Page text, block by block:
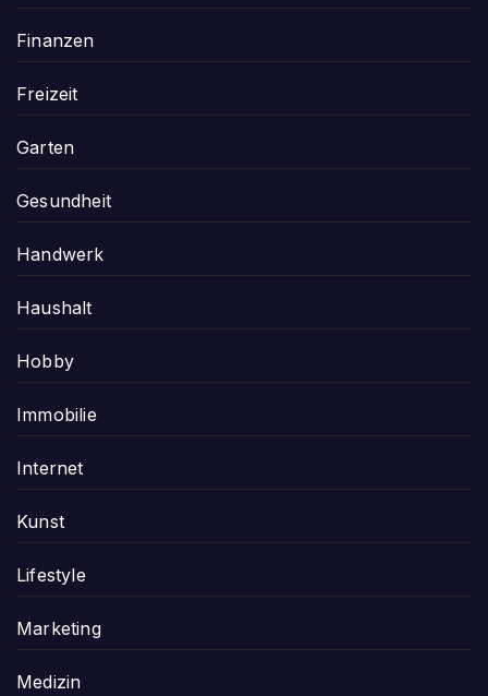
Finanzen
Freizeit
Garten
Gesundheit
Handwerk
Haushalt
Hobby
Immobilie
Internet
Kunst
Lifestyle
Marketing
Medizin